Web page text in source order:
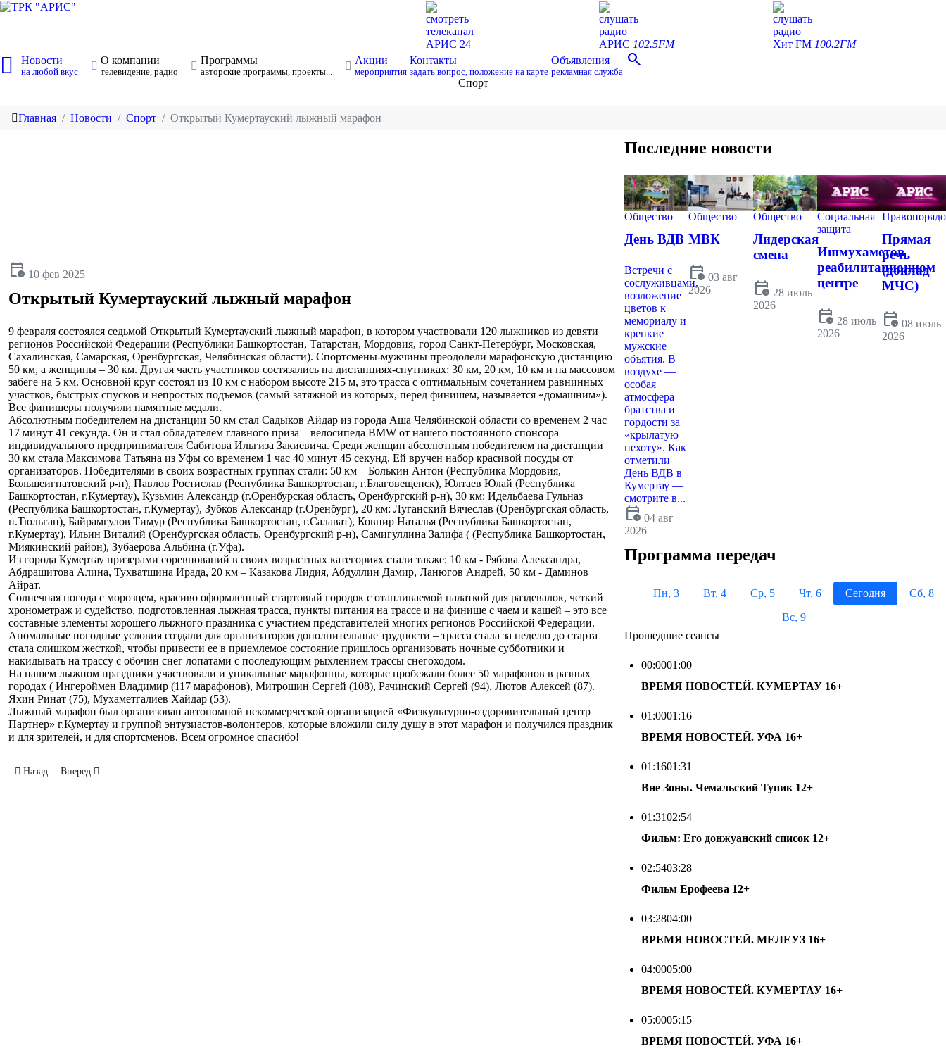
смотреть
телеканал
АРИС 24
слушать
радио
АРИС 102.5FM
слушать
радио
Хит FM 100.2FM
Новости
на любой вкус
О компании
телевидение, радио
Программы
авторские программы, проекты...
Акции
мероприятия
Контакты
задать вопрос, положение на карте
Объявления
рекламная служба
search
Спорт
Главная Новости Спорт Открытый Кумертауский лыжный марафон
calendar_clock 10 фев 2025
Открытый Кумертауский лыжный марафон
9 февраля состоялся седьмой Открытый Кумертауский лыжный марафон, в котором участвовали 120 лыжников из девяти
регионов Российской Федерации (Республики Башкортостан, Татарстан, Мордовия, город Санкт-Петербург, Московская,
Сахалинская, Самарская, Оренбургская, Челябинская области). Спортсмены-мужчины преодолели марафонскую дистанцию
50 км, а женщины – 30 км. Другая часть участников состязались на дистанциях-спутниках: 30 км, 20 км, 10 км и на массовом
забеге на 5 км. Основной круг состоял из 10 км с набором высоте 215 м, это трасса с оптимальным сочетанием равнинных
участков, быстрых спусков и непростых подъемов (самый затяжной из которых, перед финишем, называется «домашним»).
Все финишеры получили памятные медали.
Абсолютным победителем на дистанции 50 км стал Садыков Айдар из города Аша Челябинской области со временем 2 час
17 минут 41 секунда. Он и стал обладателем главного приза – велосипеда BMW от нашего постоянного спонсора –
индивидуального предпринимателя Сабитова Ильгиза Закиевича. Среди женщин абсолютным победителем на дистанции
30 км стала Максимова Татьяна из Уфы со временем 1 час 40 минут 45 секунд. Ей вручен набор красивой посуды от
организаторов. Победителями в своих возрастных группах стали: 50 км – Болькин Антон (Республика Мордовия,
Большеигнатовский р-н), Павлов Ростислав (Республика Башкортостан, г.Благовещенск), Юлтаев Юлай (Республика
Башкортостан, г.Кумертау), Кузьмин Александр (г.Оренбурская область, Оренбургский р-н), 30 км: Идельбаева Гульназ
(Республика Башкортостан, г.Кумертау), Зубков Александр (г.Оренбург), 20 км: Луганский Вячеслав (Оренбургская область,
п.Тюльган), Байрамгулов Тимур (Республика Башкортостан, г.Салават), Ковнир Наталья (Республика Башкортостан,
г.Кумертау), Ильин Виталий (Оренбургская область, Оренбургский р-н), Самигуллина Залифа ( (Республика Башкортостан,
Миякинский район), Зубаерова Альбина (г.Уфа).
Из города Кумертау призерами соревнований в своих возрастных категориях стали также: 10 км - Рябова Александра,
Абдрашитова Алина, Тухватшина Ирада, 20 км – Казакова Лидия, Абдуллин Дамир, Ланюгов Андрей, 50 км - Даминов
Айрат.
Солнечная погода с морозцем, красиво оформленный стартовый городок с отапливаемой палаткой для раздевалок, четкий
хронометраж и судейство, подготовленная лыжная трасса, пункты питания на трассе и на финише с чаем и кашей – это все
составные элементы хорошего лыжного праздника с участием представителей многих регионов Российской Федерации.
Аномальные погодные условия создали для организаторов дополнительные трудности – трасса стала за неделю до старта
стала слишком жесткой, чтобы привести ее в приемлемое состояние пришлось организовать ночные субботники и
накидывать на трассу с обочин снег лопатами с последующим рыхлением трассы снегоходом.
На нашем лыжном праздники участвовали и уникальные марафонцы, которые пробежали более 50 марафонов в разных
городах ( Ингероймен Владимир (117 марафонов), Митрошин Сергей (108), Рачинский Сергей (94), Лютов Алексей (87).
Яхин Ринат (75), Мухаметгалиев Хайдар (53).
Лыжный марафон был организован автономной некоммерческой организацией «Физкультурно-оздоровительный центр
Партнер» г.Кумертау и группой энтузиастов-волонтеров, которые вложили силу душу в этот марафон и получился праздник
и для зрителей, и для спортсменов. Всем огромное спасибо!
Предыдущий: Турнир Якименко
Назад Следующий: Лыжня России
Вперед
Последние новости
Общество
День ВДВ
Встречи с
сослуживцами,
возложение
цветов к
мемориалу и
крепкие
мужские
объятия. В
воздухе —
особая
атмосфера
братства и
гордости за
«крылатую
пехоту». Как
отметили
День ВДВ в
Кумертау —
смотрите в...
calendar_clock 04 авг
2026
Общество
МВК
calendar_clock 03 авг
2026
Общество
Лидерская
смена
calendar_clock 28 июль
2026
Социальная
защита
Ишмухаметов
реабилитационном
центре
calendar_clock 28 июль
2026
Прямая
речь
(доклад
МЧС)
calendar_clock 08 июль
2026
Программа передач
Пн, 3 Вт, 4 Ср, 5 Чт, 6 Сегодня
Сб, 8
Вс, 9
Прошедшие сеансы
00:0001:00
ВРЕМЯ НОВОСТЕЙ. КУМЕРТАУ 16+
01:0001:16
ВРЕМЯ НОВОСТЕЙ. УФА 16+
01:1601:31
Вне Зоны. Чемальский Тупик 12+
01:3102:54
Фильм: Его донжуанский список 12+
02:5403:28
Фильм Ерофеева 12+
03:2804:00
ВРЕМЯ НОВОСТЕЙ. МЕЛЕУЗ 16+
04:0005:00
ВРЕМЯ НОВОСТЕЙ. КУМЕРТАУ 16+
05:0005:15
ВРЕМЯ НОВОСТЕЙ. УФА 16+